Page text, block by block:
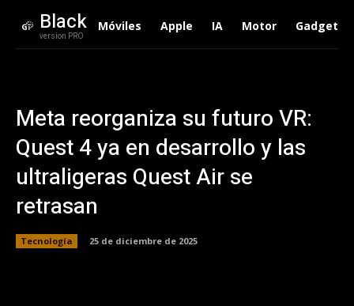
Black
version PRO
Móviles Apple IA Motor Gadgets
Meta reorganiza su futuro VR:
Quest 4 ya en desarrollo y las
ultraligeras Quest Air se
retrasan
Tecnología 25 de diciembre de 2025